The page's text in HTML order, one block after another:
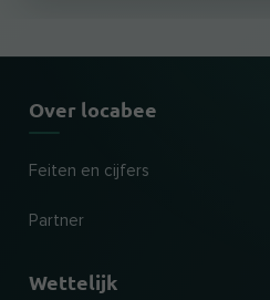
Over locabee
Feiten en cijfers
Partner
Wettelijk